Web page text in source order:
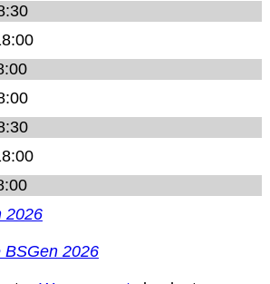
/ Tabellen
Verbände
2026
BSGen 2026